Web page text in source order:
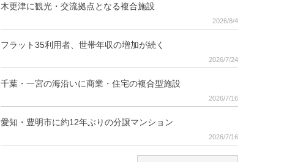
木更津に観光・交流拠点となる複合施設
2026/8/4
フラット35利用者、世帯年収の増加が続く
2026/7/24
千葉・一宮の海沿いに商業・住宅の複合型施設
2026/7/16
愛知・豊明市に約12年ぶりの分譲マンション
2026/7/16